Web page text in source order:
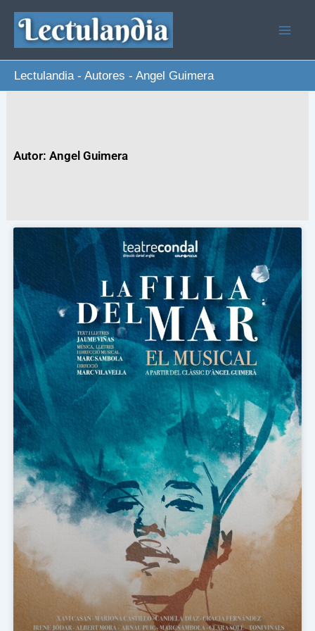
contenido
Lectulandia- Autores - Angel Guimera
Autor: Angel Guimera